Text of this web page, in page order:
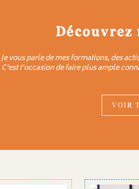
Je vous parle de mes formations, des
C’est l’occasion de faire plus ample
VOIR